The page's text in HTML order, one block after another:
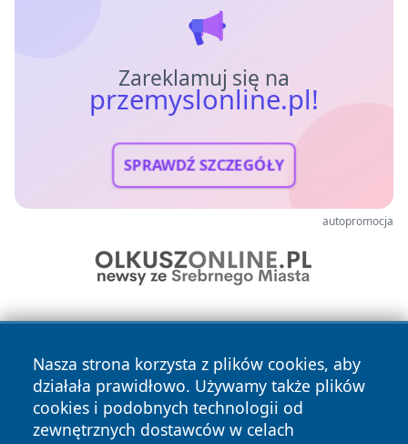
Zareklamuj się na
przemyslonline.pl!
SPRAWDŹ SZCZEGÓŁY
autopromocja
Nasza strona korzysta z plików cookies, aby
działała prawidłowo. Używamy także plików
cookies i podobnych technologii od
zewnętrznych dostawców w celach
Copyright © 2026 przemyslonline.pl Wszystkie prawa